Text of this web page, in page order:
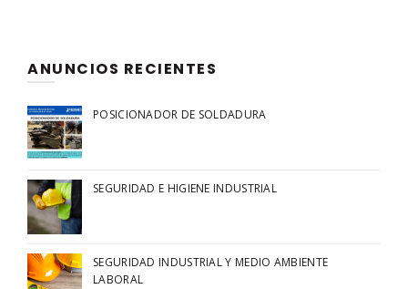
ANUNCIOS RECIENTES
POSICIONADOR DE SOLDADURA
SEGURIDAD E HIGIENE INDUSTRIAL
SEGURIDAD INDUSTRIAL Y MEDIO AMBIENTE
LABORAL